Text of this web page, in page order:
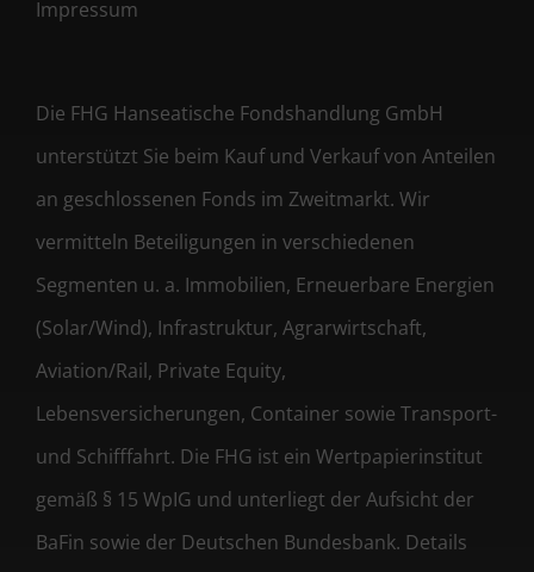
Impressum
Die FHG Hanseatische Fondshandlung GmbH
unterstützt Sie beim Kauf und Verkauf von Anteilen
an geschlossenen Fonds im Zweitmarkt. Wir
vermitteln Beteiligungen in verschiedenen
Segmenten u. a. Immobilien, Erneuerbare Energien
(Solar/Wind), Infrastruktur, Agrarwirtschaft,
Aviation/Rail, Private Equity,
Lebensversicherungen, Container sowie Transport-
und Schifffahrt. Die FHG ist ein Wertpapierinstitut
gemäß § 15 WpIG und unterliegt der Aufsicht der
BaFin sowie der Deutschen Bundesbank. Details